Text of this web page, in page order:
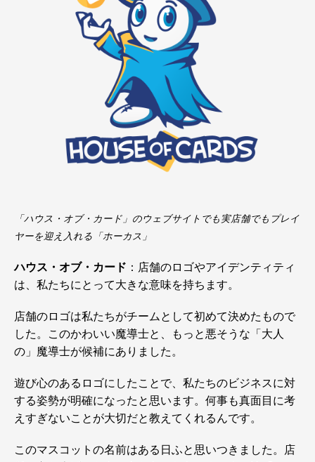
「ハウス・オブ・カード」のウェブサイトでも実店舗でもプレイ
ヤーを迎え入れる「ホーカス」
ハウス・オブ・カード ：店舗のロゴやアイデンティティ
は、私たちにとって大きな意味を持ちます。
店舗のロゴは私たちがチームとして初めて決めたもので
した。このかわいい魔導士と、もっと悪そうな「大人
の」魔導士が候補にありました。
遊び心のあるロゴにしたことで、私たちのビジネスに対
する姿勢が明確になったと思います。何事も真面目に考
えすぎないことが大切だと教えてくれるんです。
このマスコットの名前はある日ふと思いつきました。店